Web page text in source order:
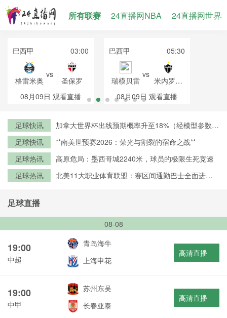
所有联赛 24直播网NBA 24直播网世界
巴西甲 03:00
格雷米奥
vs
圣保罗
08月09日 观看直播
巴西甲 05:30
瑞模贝雷
vs
米内罗竞
技
08月09日 观看直播
足球快讯
加拿大世界杯出线预期概率升至18%（经模型参数修
足球快讯
**南美世预赛2026：荣光与割裂的宿命之战**
足球热讯
高原危局：墨西哥城2240米，球员的极限生死竞速
足球热讯
北美11大职业体育联盟：赛区间通勤巴士全面进入
足球直播
08-08
19:00
中超
青岛海牛
上海申花
高清直播
19:00
中甲
苏州东吴
长春亚泰
高清直播